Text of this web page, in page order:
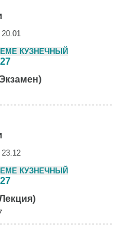
20.01
КУЗНЕЧНЫЙ
23.12
КУЗНЕЧНЫЙ